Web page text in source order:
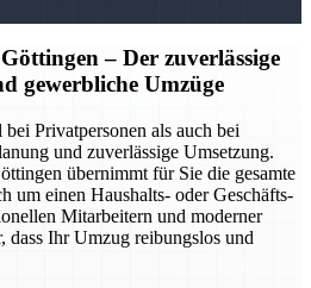
– Der zuverlässige
gewerbliche Umzüge
Privatpersonen als auch bei
und zuverlässige Umsetzung.
übernimmt für Sie die gesamte
um einen Haushalts- oder Geschäfts-
Mitarbeitern und moderner
dass Ihr Umzug reibungslos und